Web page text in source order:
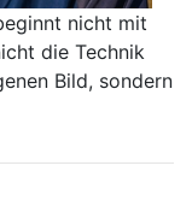
nicht mit
die Technik
Bild, sondern